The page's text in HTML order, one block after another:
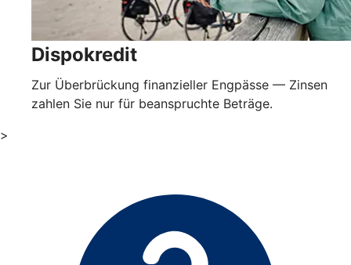
Dispokredit
Zur Überbrückung finanzieller Engpässe — Zinsen
zahlen Sie nur für beanspruchte Beträge.
>